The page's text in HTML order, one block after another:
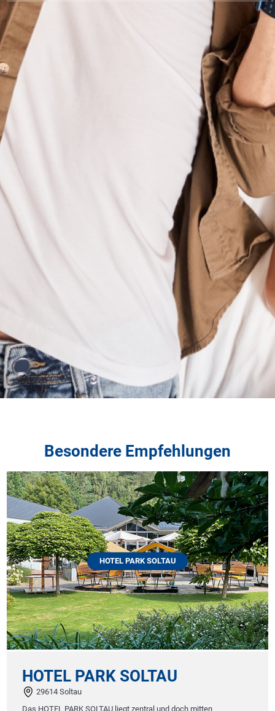
Besondere Empfehlungen
HOTEL PARK SOLTAU
HOTEL PARK SOLTAU
29614 Soltau
Das HOTEL PARK SOLTAU liegt zentral und doch mitten